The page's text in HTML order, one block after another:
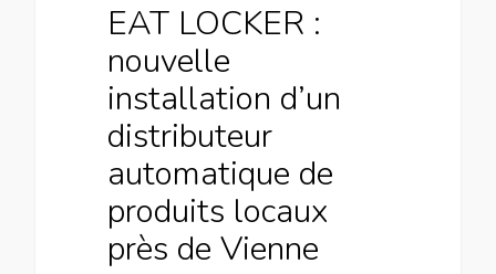
EAT LOCKER :
nouvelle
installation d’un
distributeur
automatique de
produits locaux
près de Vienne